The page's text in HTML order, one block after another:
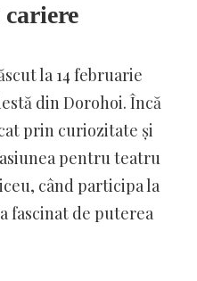
la 14 februarie
din Dorohoi. Încă
prin curiozitate și
pentru teatru
când participa la
fascinat de puterea